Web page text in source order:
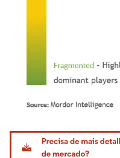
Imagem © Mordor Intelligence.